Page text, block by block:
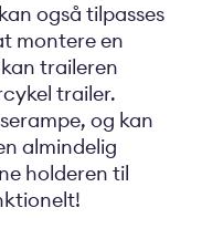
også tilpasses
montere en
traileren
trailer.
og kan
almindelig
holderen til